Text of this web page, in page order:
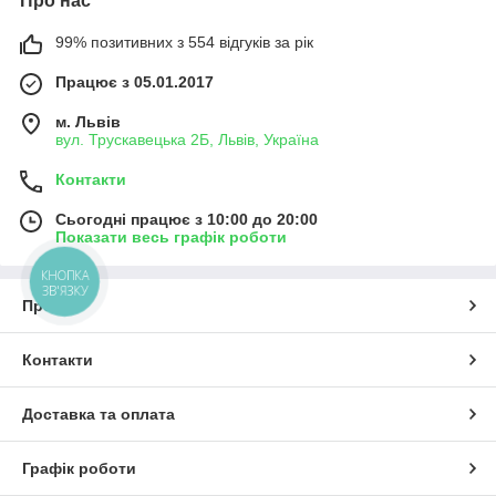
99% позитивних з 554 відгуків за рік
Працює з 05.01.2017
м. Львів
вул. Трускавецька 2Б, Львів, Україна
Контакти
Сьогодні працює з 10:00 до 20:00
Показати весь графік роботи
Про нас
Контакти
Доставка та оплата
Графік роботи
КНОПКА
ЗВ'ЯЗКУ